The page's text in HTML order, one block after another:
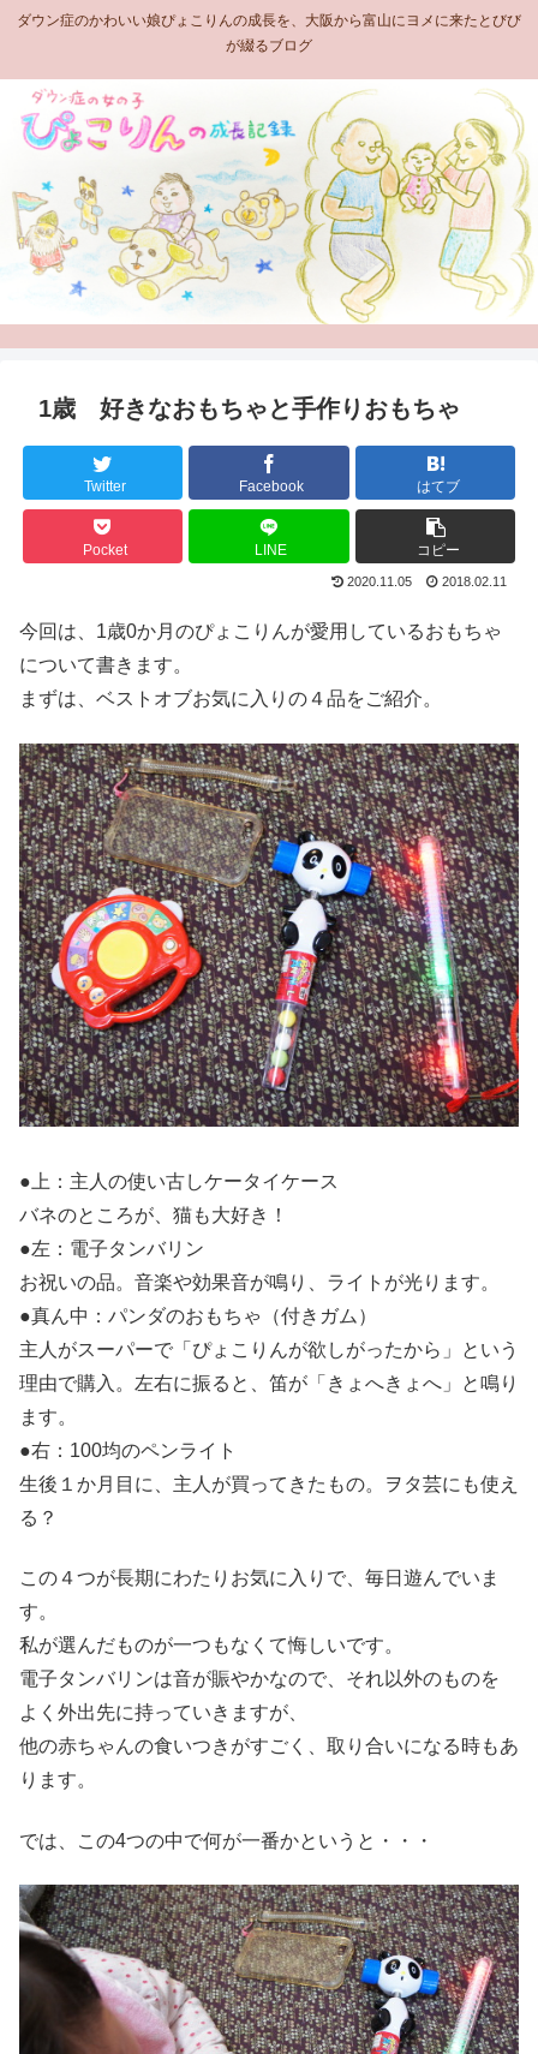
ダウン症のかわいい娘ぴょこりんの成長を、大阪から富山にヨメに来たとびび
が綴るブログ
1歳 好きなおもちゃと手作りおもちゃ
Twitter Facebook はてブ
Pocket LINE コピー
2020.11.05 2018.02.11
今回は、1歳0か月のぴょこりんが愛用しているおもちゃ
について書きます。
まずは、ベストオブお気に入りの４品をご紹介。
●上：主人の使い古しケータイケース
バネのところが、猫も大好き！
●左：電子タンバリン
お祝いの品。音楽や効果音が鳴り、ライトが光ります。
●真ん中：パンダのおもちゃ（付きガム）
主人がスーパーで「ぴょこりんが欲しがったから」という
理由で購入。左右に振ると、笛が「きょへきょへ」と鳴り
ます。
●右：100均のペンライト
生後１か月目に、主人が買ってきたもの。ヲタ芸にも使え
る？
この４つが長期にわたりお気に入りで、毎日遊んでいま
す。
私が選んだものが一つもなくて悔しいです。
電子タンバリンは音が賑やかなので、それ以外のものを
よく外出先に持っていきますが、
他の赤ちゃんの食いつきがすごく、取り合いになる時もあ
ります。
では、この4つの中で何が一番かというと・・・